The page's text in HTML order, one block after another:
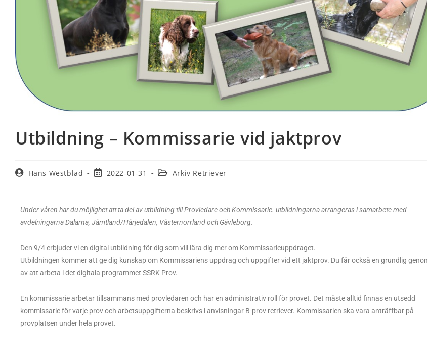
Utbildning – Kommissarie vid jaktprov
Hans Westblad 2022-01-31 Arkiv Retriever
Under våren har du möjlighet att ta del av utbildning till Provledare och Kommissarie. utbildningarna arrangeras i samarbete med
avdelningarna Dalarna, Jämtland/Härjedalen, Västernorrland och Gävleborg.
Den 9/4 erbjuder vi en digital utbildning för dig som vill lära dig mer om Kommissarieuppdraget.
Utbildningen kommer att ge dig kunskap om Kommissariens uppdrag och uppgifter vid ett jaktprov. Du får också en grundlig
av att arbeta i det digitala programmet SSRK Prov.
En kommissarie arbetar tillsammans med provledaren och har en administrativ roll för provet. Det måste alltid finnas en utsedd
kommissarie för varje prov och arbetsuppgifterna beskrivs i anvisningar B-prov retriever. Kommissarien ska vara anträffbar på
provplatsen under hela provet.